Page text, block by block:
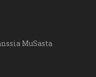
MuSasta